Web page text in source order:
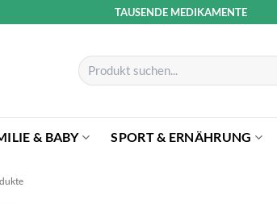
TAUSENDE MEDIKAMENTE
Suchen
nach:
& BABY SPORT & ERNÄHRUNG